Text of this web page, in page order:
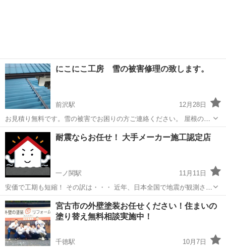
にこにこ工房 雪の被害修理の致します。
前沢駅
12月28日
お見積り無料です。雪の被害でお困りの方ご連絡ください。 屋根の軒
先が折れた。雨樋が曲がった。囲いフェンスが潰れた。 まずは、お見
積りに伺います。 雪の被害は火災保険が適応される可能性が有りま
す。ご相談ください。
岩手 奥州市 前沢駅 リフォーム
耐震ならお任せ！ 大手メーカー施工認定店
一ノ関駅
11月11日
安価で工期も短縮！ その訳は・・・ 近年、日本全国で地震が観測され
ています。私達の住む東日本も数年前に大地震を経験し、またいつ来
るか分からない地震。早めの対策が急がれています。 大手、建材メー
カーより販売されている商品に...
岩手 一関市 一ノ関駅 リフォーム 天井
宮古市の外壁塗装お任せください！住まいの
塗り替え無料相談実施中！
千徳駅
10月7日